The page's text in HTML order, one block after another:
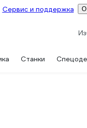
Сервис и поддержка О
Станки